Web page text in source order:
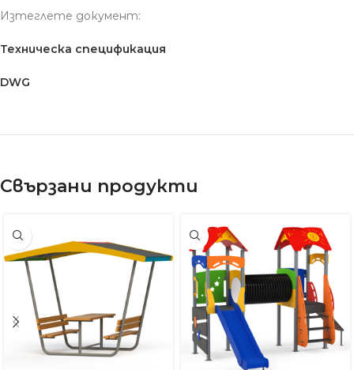
Изтеглете документ:
Техническа спецификация
DWG
Свързани продукти